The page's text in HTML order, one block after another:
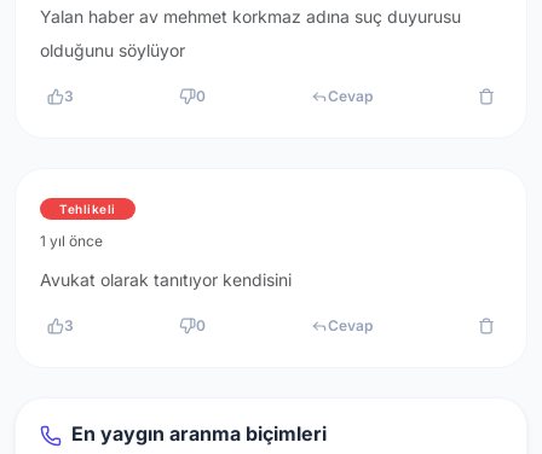
Yalan haber av mehmet korkmaz adına suç duyurusu
olduğunu söylüyor
3 0 Cevap
Tehlikeli
1 yıl önce
Avukat olarak tanıtıyor kendisini
3 0 Cevap
En yaygın aranma biçimleri